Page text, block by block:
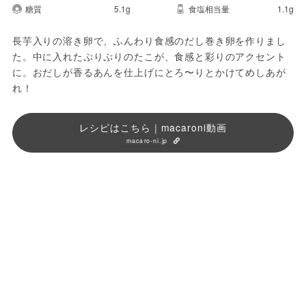
糖質
5.1g 食塩相当量 1.1g
長芋入りの溶き卵で、ふんわり食感のだし巻き卵を作りまし
た。中に入れたぷりぷりのたこが、食感と彩りのアクセント
に。おだしが香るあんを仕上げにとろ〜りとかけてめしあが
れ！
レシピはこちら｜macaroni動画
macaro-ni.jp